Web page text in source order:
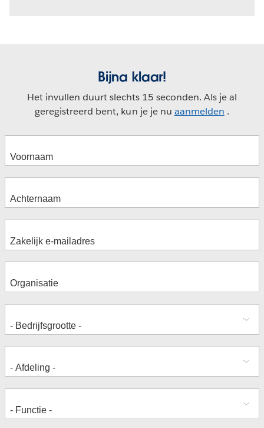
Bijna klaar!
Het invullen duurt slechts 15 seconden. Als je al
geregistreerd bent, kun je je nu aanmelden .